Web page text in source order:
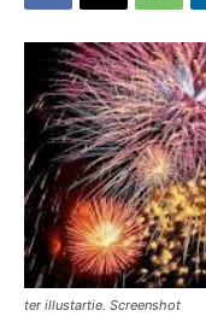
ter illustartie. Screenshot